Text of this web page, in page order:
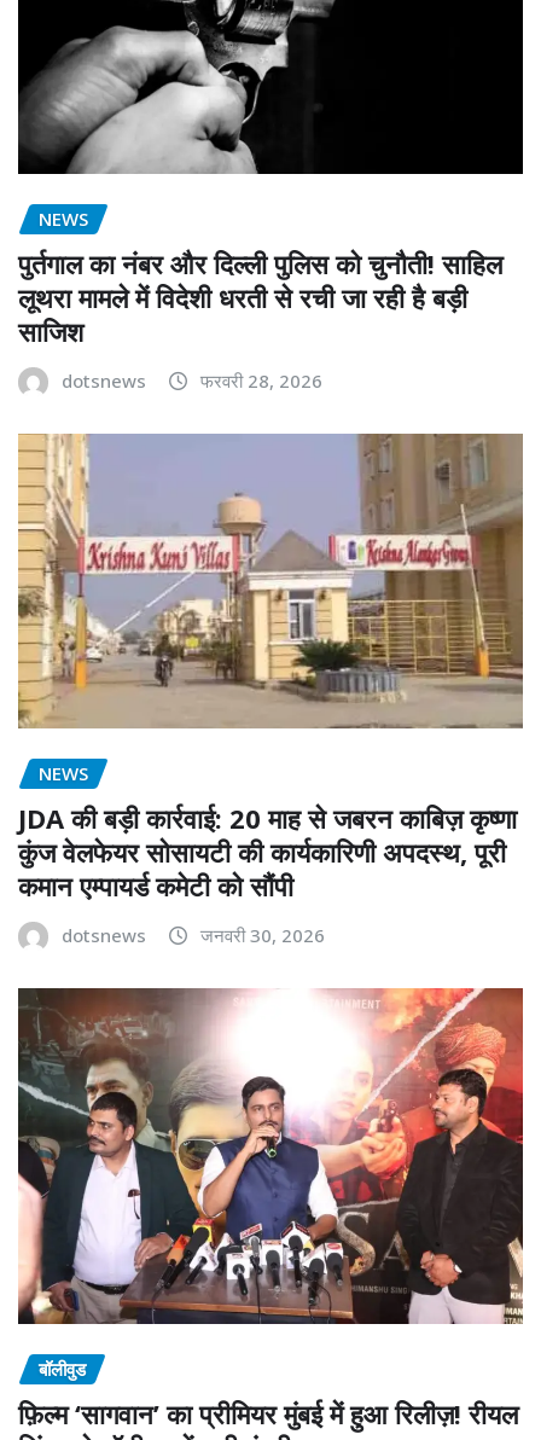
NEWS
पुर्तगाल का नंबर और दिल्ली पुलिस को चुनौती! साहिल
लूथरा मामले में विदेशी धरती से रची जा रही है बड़ी
साजिश
dotsnews फरवरी 28, 2026
NEWS
JDA की बड़ी कार्रवाई: 20 माह से जबरन काबिज़ कृष्णा
कुंज वेलफेयर सोसायटी की कार्यकारिणी अपदस्थ, पूरी
कमान एम्पायर्ड कमेटी को सौंपी
dotsnews जनवरी 30, 2026
बॉलीवुड
फ़िल्म ‘सागवान’ का प्रीमियर मुंबई में हुआ रिलीज़! रीयल